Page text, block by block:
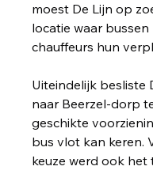
moest De Lijn op
locatie waar
chauffeurs hun
Uiteindelijk besliste
naar Beerzel-dorp
geschikte
bus vlot kan keren.
keuze werd ook het